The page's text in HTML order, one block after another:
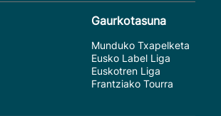
Gaurkotasuna
Munduko Txapelketa
Eusko Label Liga
Euskotren Liga
Frantziako Tourra